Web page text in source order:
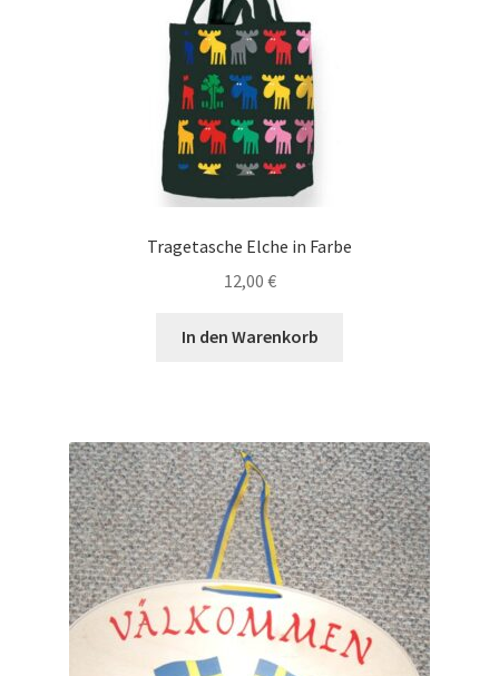
Tragetasche Elche in Farbe
12,00 €
In den Warenkorb